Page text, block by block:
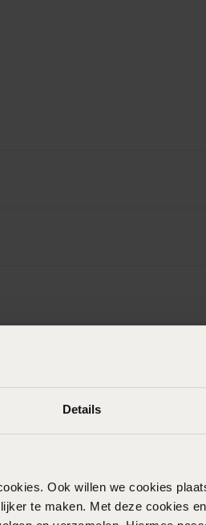
Details
Ook willen we cookies
te maken. Met deze cookies
voor een geregistreerd
dus dat gaat zeker lukken